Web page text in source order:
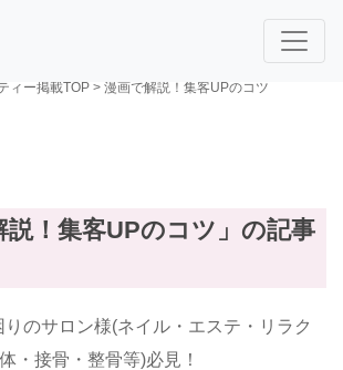
ィー掲載TOP > 漫画で解説！集客UPのコツ
説！集客UPのコツ」の記事
のサロン様(ネイル・エステ・リラク
・接骨・整骨等)必見！